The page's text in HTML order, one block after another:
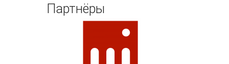
Партнёры